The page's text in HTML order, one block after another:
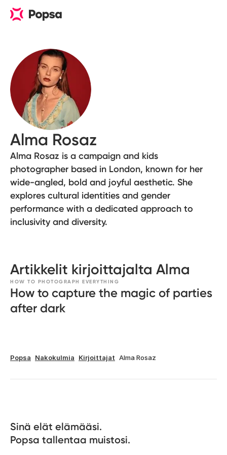
Alma Rosaz
Alma Rosaz is a campaign and kids
photographer based in London, known for her
wide-angled, bold and joyful aesthetic. She
explores cultural identities and gender
performance with a dedicated approach to
inclusivity and diversity.
Artikkelit kirjoittajalta Alma
HOW TO PHOTOGRAPH EVERYTHING
How to capture the magic of parties
after dark
Popsa Nakokulmia Kirjoittajat Alma Rosaz
Sinä elät elämääsi.
Popsa tallentaa muistosi.